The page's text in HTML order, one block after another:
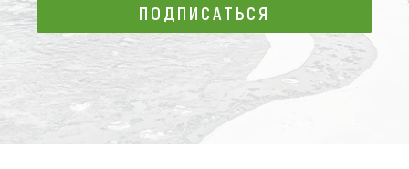
ПОДПИСАТЬСЯ
ПОДПИСАТЬСЯ